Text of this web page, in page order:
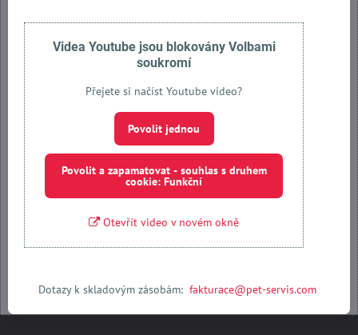
Externí obsah je blokován Volbami soukromí
Přejete si načíst externí obsah?
Povolit jednou
Povolit a zapamatovat - souhlas s druhem cookie: Funkční
Otevřít obsah v novém okně
Videa Youtube jsou blokovány Volbami
soukromí
Přejete si načíst Youtube video?
Povolit jednou
Povolit a zapamatovat - souhlas s druhem
cookie: Funkční
Otevřít video v novém okně
Dotazy k skladovým zásobám:fakturace@pet-servis.com